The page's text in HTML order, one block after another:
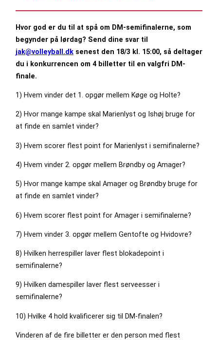
Hvor god er du til at spå om DM-semifinalerne, som
begynder på lørdag? Send dine svar til
jak@volleyball.dk senest den 18/3 kl. 15:00, så deltager
du i konkurrencen om 4 billetter til en valgfri DM-
finale.
1) Hvem vinder det 1. opgør mellem Køge og Holte?
2) Hvor mange kampe skal Marienlyst og Ishøj bruge for
at finde en samlet vinder?
3) Hvem scorer flest point for Marienlyst i semifinalerne?
4) Hvem vinder 2. opgør mellem Brøndby og Amager?
5) Hvor mange kampe skal Amager og Brøndby bruge for
at finde en samlet vinder?
6) Hvem scorer flest point for Amager i semifinalerne?
7) Hvem vinder 3. opgør mellem Gentofte og Hvidovre?
8) Hvilken herrespiller laver flest blokadepoint i
semifinalerne?
9) Hvilken damespiller laver flest serveesser i
semifinalerne?
10) Hvilke 4 hold kvalificerer sig til DM-finalen?
Vinderen af de fire billetter er den person med flest